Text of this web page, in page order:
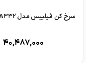
سرخ کن فیلیپس مدل NA332
۴۰,۴۸۷,۰۰۰